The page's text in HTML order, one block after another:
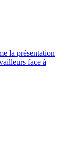
la présentation
face à